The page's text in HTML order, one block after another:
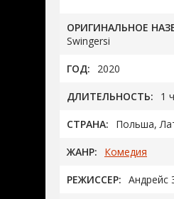
ОРИГИНАЛЬНОЕ
Swingersi
ГОД: 2020
ДЛИТЕЛЬНОСТЬ: 1
СТРАНА: Польша,
ЖАНР: Комедия
РЕЖИССЕР: Андрейс